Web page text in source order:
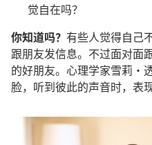
觉自在吗？
你知道吗？ 有些人觉得自己
跟朋友发信息。不过面对面
的好朋友。心理学家雪莉·
脸，听到彼此的声音时，表